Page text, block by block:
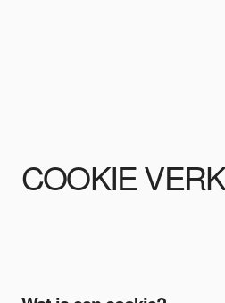
COOKIE